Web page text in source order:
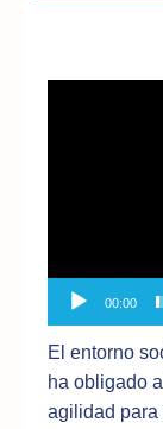
00:00
El entorno
ha obligado
agilidad para